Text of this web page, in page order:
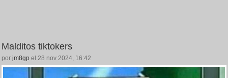
Malditos tiktokers
por jm8gp el 28 nov 2024, 16:42